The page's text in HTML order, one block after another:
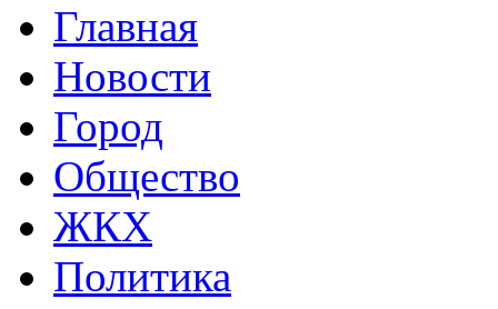
Главная
Новости
Город
Общество
ЖКХ
Политика